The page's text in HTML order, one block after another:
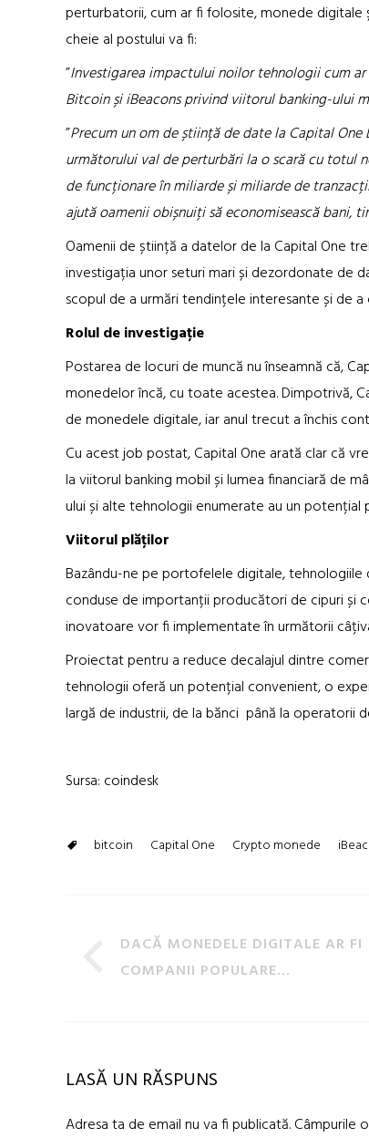
perturbatorii, cum ar fi folosite, monede digitale
cheie al postului va fi:
”Investigarea impactului noilor tehnologii cum
Bitcoin și iBeacons privind viitorul banking-ului
”Precum un om de știință de date la Capital
următorului val de perturbări la o scară cu totul
de funcționare în miliarde și miliarde de
ajută oamenii obișnuiți să economisească bani,
Oamenii de știință a datelor de la Capital One
investigația unor seturi mari și dezordonate de
scopul de a urmări tendințele interesante și de
Rolul de investigație
Postarea de locuri de muncă nu înseamnă că,
monedelor încă, cu toate acestea. Dimpotrivă,
de monedele digitale, iar anul trecut a închis
Cu acest job postat, Capital One arată clar că
la viitorul banking mobil și lumea financiară de
ului și alte tehnologii enumerate au un
Viitorul plăților
Bazându-ne pe portofelele digitale,
conduse de importanții producători de cipuri și
inovatoare vor fi implementate în următorii
Proiectat pentru a reduce decalajul dintre
tehnologii oferă un potențial convenient, o
largă de industrii, de la bănci până la operatorii
Sursa: coindesk
bitcoin Capital One Crypto monede
DACĂ MONEDELE DIGITALE AR FI
COMPANII POPULARE…
LASĂ UN RĂSPUNS
Adresa ta de email nu va fi publicată.Câmpurile